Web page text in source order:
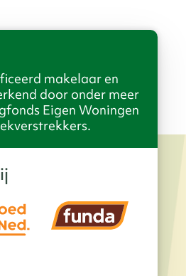
makelaar en
door onder meer
Eigen Woningen